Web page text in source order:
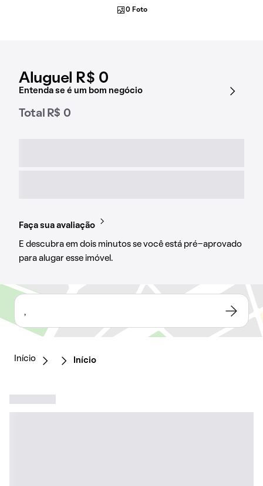
Aluguel R$ 0
Entenda se é um bom negócio
Total R$ 0
Faça sua avaliação
E descubra em dois minutos se você está pré-aprovado
para alugar esse imóvel.
0 Foto
,
Início Início